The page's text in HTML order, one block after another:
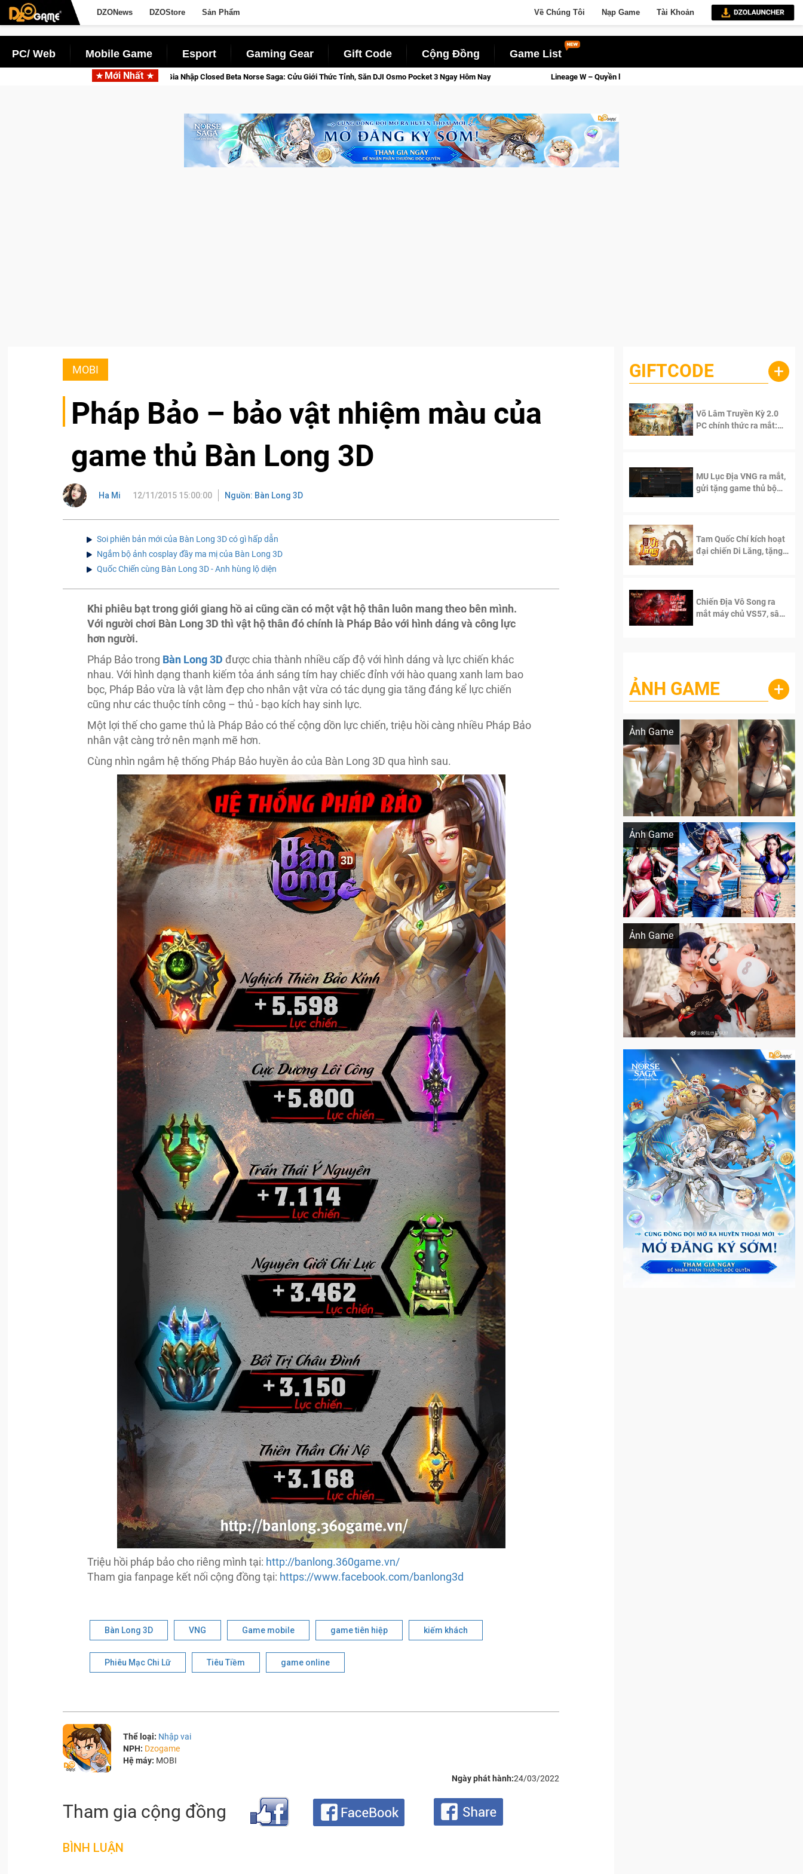
DZONews DZOStore Sản Phẩm Về Chúng Tôi Nạp Game Tài Khoản
PC/ Web Mobile Game Esport Gaming Gear Gift Code Cộng Đồng Game List
Mới Nhất
Gia Nhập Closed Beta Norse Saga: Cửu Giới Thức Tỉnh, Săn DJI Osmo Pocket 3 Ngay Hôm Nay Lineage W – Quyền lực và tài phú sẽ về tay kẻ đoạt được Vương Quyền thành Kent sắp tới!
MOBI
Pháp Bảo – bảo vật nhiệm màu của
game thủ Bàn Long 3D
Ha Mi 12/11/2015 15:00:00 Nguồn: Bàn Long 3D
Soi phiên bản mới của Bàn Long 3D có gì hấp dẫn
Ngắm bộ ảnh cosplay đầy ma mị của Bàn Long 3D
Quốc Chiến cùng Bàn Long 3D - Anh hùng lộ diện
Khi phiêu bạt trong giới giang hồ ai cũng cần có một vật hộ thân luôn mang theo bên mình.
Với người chơi Bàn Long 3D thì vật hộ thân đó chính là Pháp Bảo với hình dáng và công lực
hơn người.
Pháp Bảo trong Bàn Long 3D được chia thành nhiều cấp độ với hình dáng và lực chiến khác
nhau. Với hình dạng thanh kiếm tỏa ánh sáng tím hay chiếc đỉnh với hào quang xanh lam bao
bọc, Pháp Bảo vừa là vật làm đẹp cho nhân vật vừa có tác dụng gia tăng đáng kể lực chiến
cũng như các thuộc tính công – thủ - bạo kích hay sinh lực.
Một lợi thế cho game thủ là Pháp Bảo có thể cộng dồn lực chiến, triệu hồi càng nhiều Pháp Bảo
nhân vật càng trở nên mạnh mẽ hơn.
Cùng nhìn ngắm hệ thống Pháp Bảo huyền ảo của Bàn Long 3D qua hình sau.
Triệu hồi pháp bảo cho riêng mình tại: http://banlong.360game.vn/
Tham gia fanpage kết nối cộng đồng tại: https://www.facebook.com/banlong3d
Bàn Long 3D VNG Game mobile game tiên hiệp kiếm khách
Phiêu Mạc Chi Lữ Tiêu Tiềm game online
Thể loại: Nhập vai
NPH: Dzogame
Hệ máy: MOBI
Ngày phát hành:24/03/2022
Tham gia cộng đồng
BÌNH LUẬN
GIFTCODE +
Võ Lâm Truyền Kỳ 2.0
PC chính thức ra mắt:
MU Lục Địa VNG ra mắt,
gửi tặng game thủ bộ
Tam Quốc Chí kích hoạt
đại chiến Di Lăng, tặng
Chiến Địa Vô Song ra
mắt máy chủ VS57, sân
ẢNH GAME +
Ảnh Game
Lala Croft vừa nóng vừa xinh dưới nét vẽ
Ảnh Game
Khi AI Cosplay gái đẹp One Piece
Ảnh Game
Cosplay Xiangling siêu cute